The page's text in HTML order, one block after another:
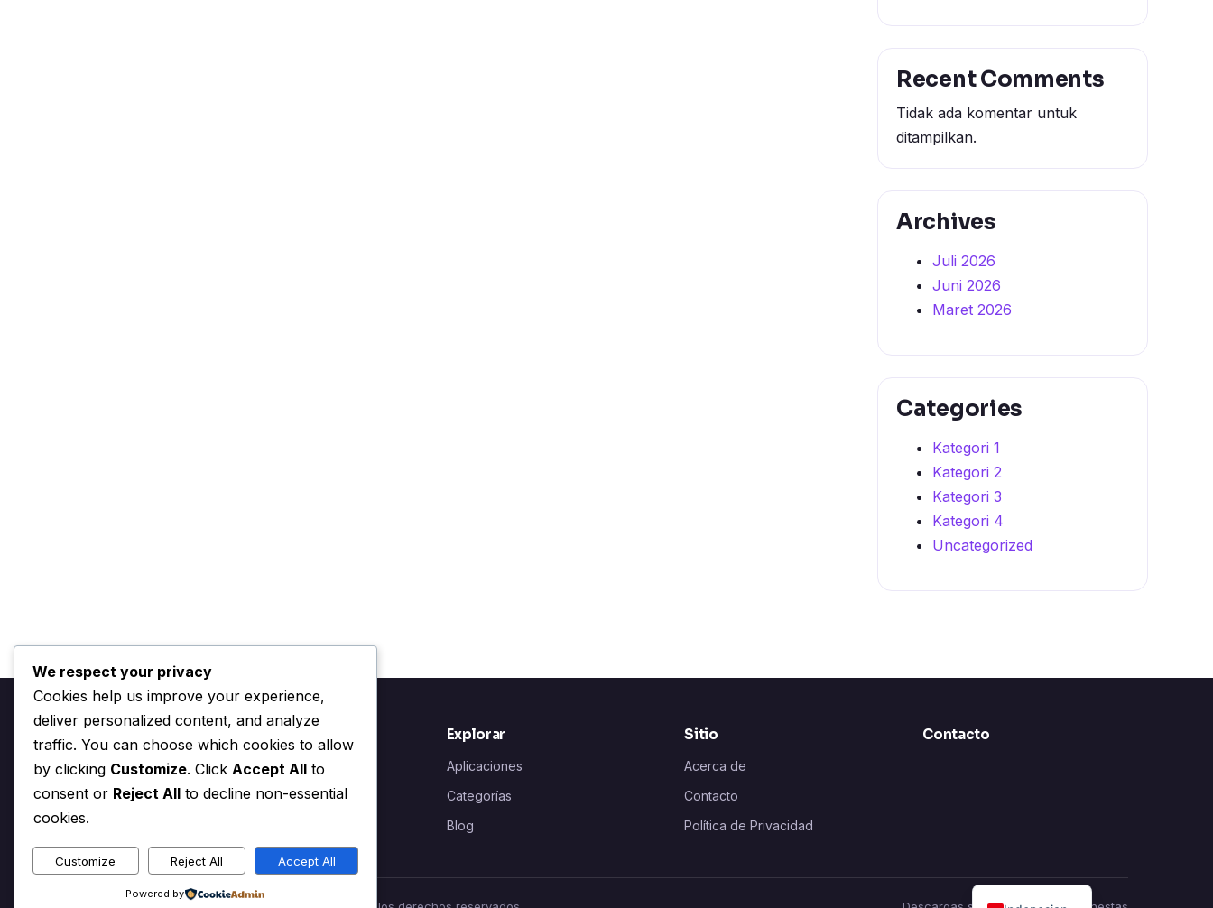
Recent Comments
Tidak ada komentar untuk
ditampilkan.
Archives
Juli 2026
Juni 2026
Maret 2026
Categories
Kategori 1
Kategori 2
Kategori 3
Kategori 4
Uncategorized
Aplikasi terbaik untuk diunduh di Android dan iOS
Explorar
Aplicaciones
Categorías
Blog
Sitio
Acerca de
Contacto
Política de Privacidad
Contacto
We respect your privacy
Cookies help us improve your experience,
deliver personalized content, and analyze
traffic. You can choose which cookies to allow
by clicking Customize. Click Accept All to
consent or Reject All to decline non-essential
cookies.
Customize Reject All Accept All
Powered by